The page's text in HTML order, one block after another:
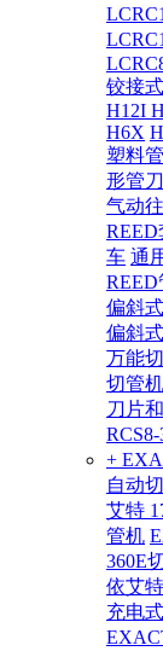
铰接
H12I
H6X
塑料
形管刀
气动
车 通
偏斜
偏斜
万能
切管机
刀片
+
自动
艾特
管机
360E
依艾
充电